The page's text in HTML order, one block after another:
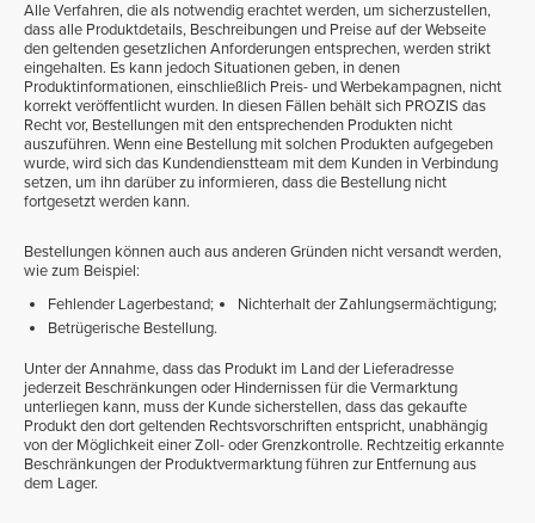
Alle Verfahren, die als notwendig erachtet werden, um sicherzustellen,
dass alle Produktdetails, Beschreibungen und Preise auf der Webseite
den geltenden gesetzlichen Anforderungen entsprechen, werden strikt
eingehalten. Es kann jedoch Situationen geben, in denen
Produktinformationen, einschließlich Preis- und Werbekampagnen, nicht
korrekt veröffentlicht wurden. In diesen Fällen behält sich PROZIS das
Recht vor, Bestellungen mit den entsprechenden Produkten nicht
auszuführen. Wenn eine Bestellung mit solchen Produkten aufgegeben
wurde, wird sich das Kundendienstteam mit dem Kunden in Verbindung
setzen, um ihn darüber zu informieren, dass die Bestellung nicht
fortgesetzt werden kann.
Bestellungen können auch aus anderen Gründen nicht versandt werden,
wie zum Beispiel:
Fehlender Lagerbestand;
Nichterhalt der Zahlungsermächtigung;
Betrügerische Bestellung.
Unter der Annahme, dass das Produkt im Land der Lieferadresse
jederzeit Beschränkungen oder Hindernissen für die Vermarktung
unterliegen kann, muss der Kunde sicherstellen, dass das gekaufte
Produkt den dort geltenden Rechtsvorschriften entspricht, unabhängig
von der Möglichkeit einer Zoll- oder Grenzkontrolle. Rechtzeitig erkannte
Beschränkungen der Produktvermarktung führen zur Entfernung aus
dem Lager.